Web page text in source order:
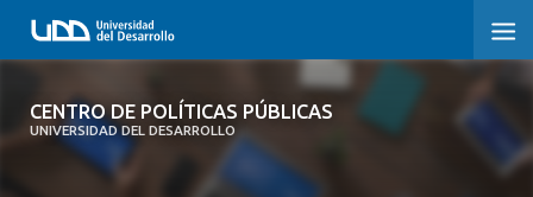
CENTRO DE POLÍTICAS PÚBLICAS
UNIVERSIDAD DEL DESARROLLO
CENTRO DE POLÍTICAS PÚBLICAS